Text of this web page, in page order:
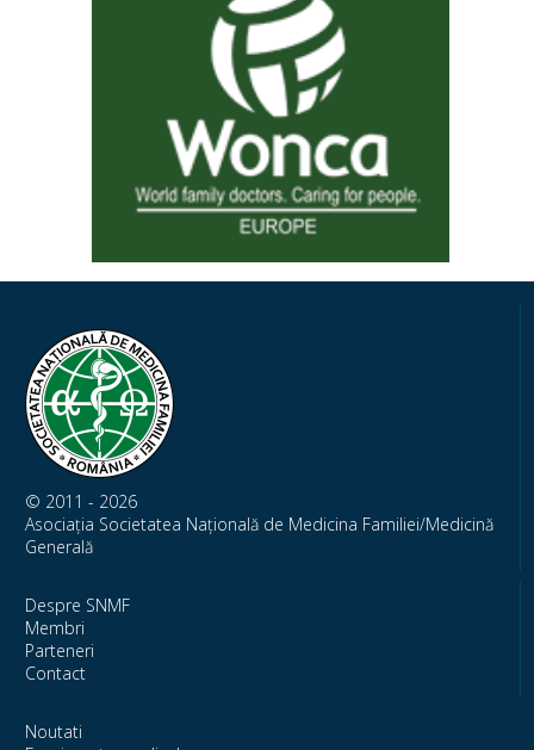
© 2011 - 2026
Asociația Societatea Națională de Medicina Familiei/Medicină
Generală
Despre SNMF
Membri
Parteneri
Contact
Noutati